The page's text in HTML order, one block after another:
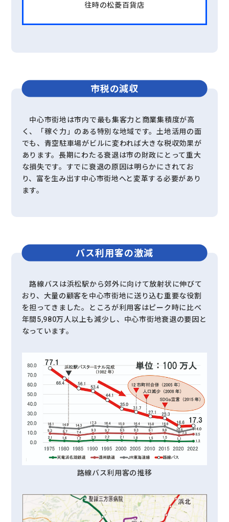
往時の松菱百貨店
市税の減収
中心市街地は市内で最も集客力と商業集積度が高
く、「稼ぐ力」のある特別な地域です。土地活用の面
でも、青空駐車場がビルに変われば大きな税収効果が
あります。長期にわたる衰退は市の財政にとって重大
な損失です。すでに衰退の原因は明らかにされてお
り、富を生み出す中心市街地へと変革する必要があり
ます。
バス利用客の激減
路線バスは浜松駅から郊外に向けて放射状に伸びて
おり、大量の顧客を中心市街地に送り込む重要な役割
を担ってきました。ところが利用客はピーク時に比べ
年間5,980万人以上も減少し、中心市街地衰退の要因と
なっています。
路線バス利用客の推移